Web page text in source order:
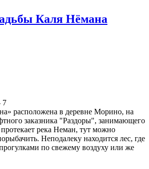
Каля Нёмана
7
расположена в деревне Морино, на
заказника "Раздоры", занимающего
река Неман, тут можно
Неподалеку находится лес, где
по свежему воздуху или же